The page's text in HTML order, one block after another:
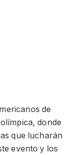
de
donde
que lucharán
evento y los